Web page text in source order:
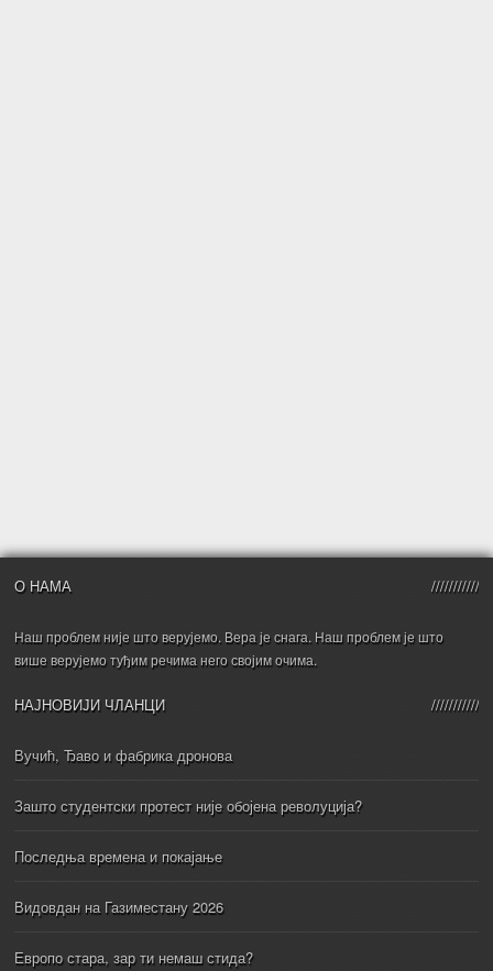
О НАМА
Наш проблем није што верујемо. Вера је снага. Наш проблем је што
више верујемо туђим речима него својим очима.
НАЈНОВИЈИ ЧЛАНЦИ
Вучић, Ђаво и фабрика дронова
Зашто студентски протест није обојена револуција?
Последња времена и покајање
Видовдан на Газиместану 2026
Европо стара, зар ти немаш стида?